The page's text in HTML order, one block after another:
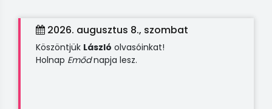
2026. augusztus 8., szombat
Köszöntjük László olvasóinkat!
Holnap Emődnapja lesz.